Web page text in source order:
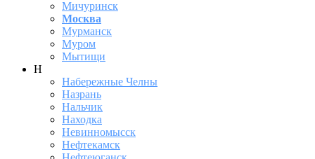
Мичуринск
Москва
Мурманск
Муром
Мытищи
Н
Набережные Челны
Назрань
Нальчик
Находка
Невинномысск
Нефтекамск